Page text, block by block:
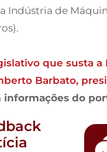
Indústria de
que susta
Barbato,
informações do